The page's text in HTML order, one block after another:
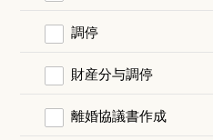
調停
財産分与調停
離婚協議書作成